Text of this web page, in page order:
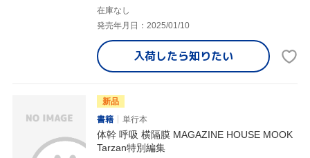
在庫なし
発売年月日：2025/01/10
入荷したら知りたい
新品
書籍
単行本
体幹 呼吸 横隔膜 MAGAZINE HOUSE MOOK
Tarzan特別編集